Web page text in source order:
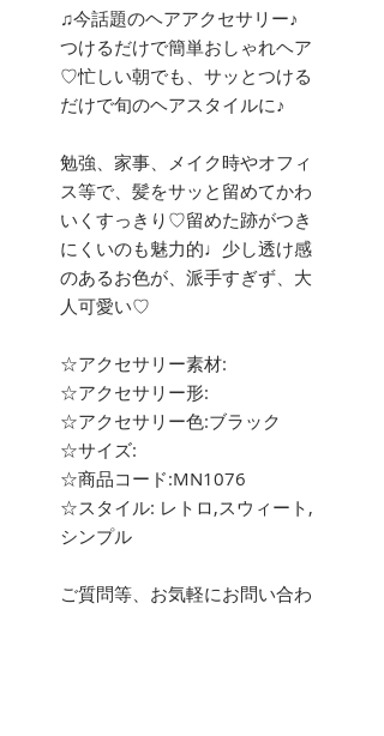
♫今話題のヘアアクセサリー♪
つけるだけで簡単おしゃれヘア
♡忙しい朝でも、サッとつける
だけで旬のヘアスタイルに♪
勉強、家事、メイク時やオフィ
ス等で、髪をサッと留めてかわ
いくすっきり♡留めた跡がつき
にくいのも魅力的♩少し透け感
のあるお色が、派手すぎず、大
人可愛い♡
☆アクセサリー素材:
☆アクセサリー形:
☆アクセサリー色:ブラック
☆サイズ:
☆商品コード:MN1076
☆スタイル: レトロ,スウィート,
シンプル
ご質問等、お気軽にお問い合わ